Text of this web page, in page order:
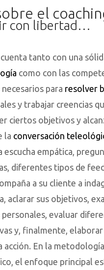
el
con libertad…
cuenta tanto con una
como con las
para resolver
y trabajar creencias
ciertos objetivos y
la conversación
escucha empática,
diferentes tipos de
a su cliente a
aclarar sus objetivos,
personales, evaluar
y, finalmente, elaborar
acción. En la
el enfoque principal